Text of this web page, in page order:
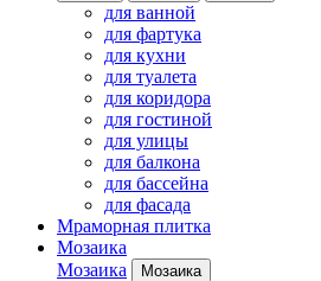
для ванной
для фартука
для кухни
для туалета
для коридора
для гостиной
для улицы
для балкона
для бассейна
для фасада
Мраморная плитка
Мозаика
Мозаика
Мозаика